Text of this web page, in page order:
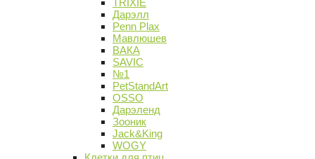
TRIXIE
Дарэлл
Penn Plax
Мавлюшев
ВАКА
SAVIC
№1
PetStandArt
OSSO
Дарэленд
Зооник
Jack&King
WOGY